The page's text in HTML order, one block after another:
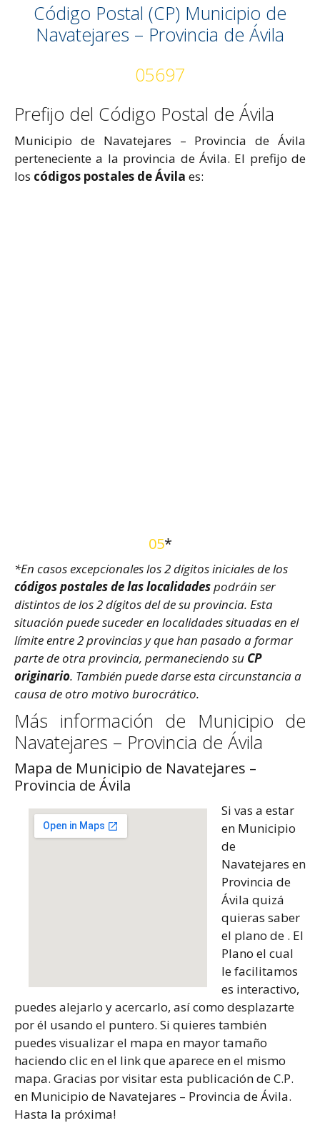
Código Postal (CP) Municipio de
Navatejares – Provincia de Ávila
05697
Prefijo del Código Postal de Ávila
Municipio de Navatejares – Provincia de Ávila
perteneciente a la provincia de Ávila. El prefijo de
los códigos postales de Ávila es:
05*
*En casos excepcionales los 2 dígitos iniciales de los
códigos postales de las localidadespodráin ser
distintos de los 2 dígitos del de su provincia. Esta
situación puede suceder en localidades situadas en el
límite entre 2 provincias y que han pasado a formar
parte de otra provincia, permaneciendo su CP
originario. También puede darse esta circunstancia a
causa de otro motivo burocrático.
Más información de Municipio de
Navatejares – Provincia de Ávila
Mapa de Municipio de Navatejares –
Provincia de Ávila
Si vas a estar
en Municipio
de
Navatejares en
Provincia de
Ávila quizá
quieras saber
el plano de . El
Plano el cual
le facilitamos
es interactivo,
puedes alejarlo y acercarlo, así como desplazarte
por él usando el puntero. Si quieres también
puedes visualizar el mapa en mayor tamaño
haciendo clic en el link que aparece en el mismo
mapa. Gracias por visitar esta publicación de C.P.
en Municipio de Navatejares – Provincia de Ávila.
Hasta la próxima!